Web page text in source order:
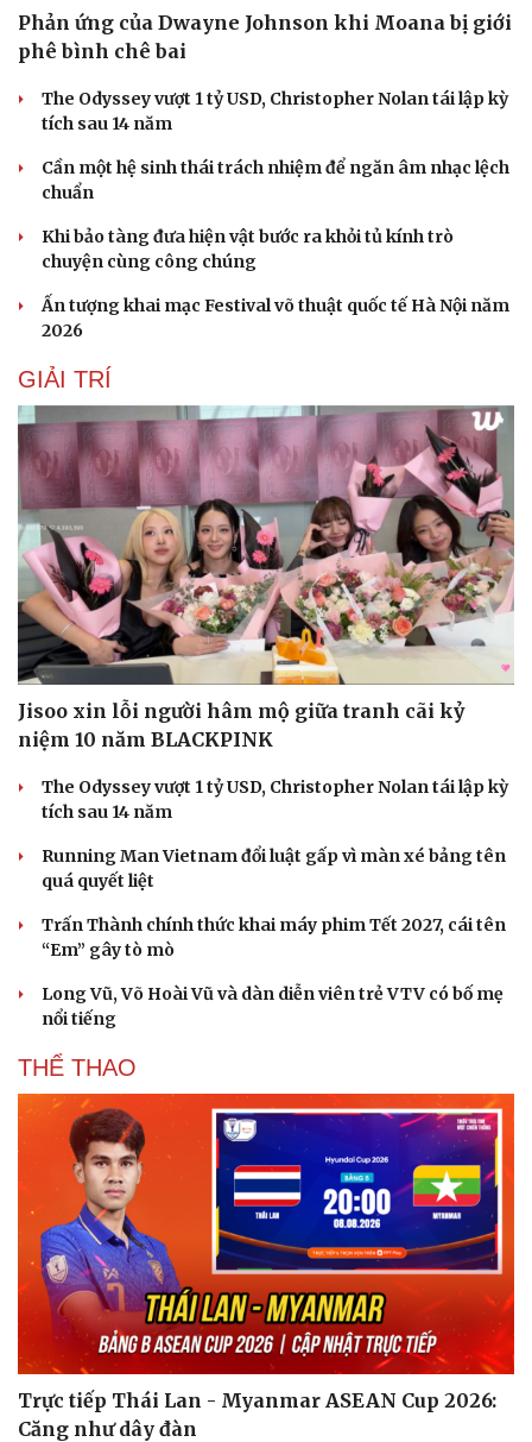
Cải chính
Phản ứng của Dwayne Johnson khi Moana bị giới
phê bình chê bai
The Odyssey vượt 1 tỷ USD, Christopher Nolan tái lập kỳ
tích sau 14 năm
Cần một hệ sinh thái trách nhiệm để ngăn âm nhạc lệch
chuẩn
Khi bảo tàng đưa hiện vật bước ra khỏi tủ kính trò
chuyện cùng công chúng
Ấn tượng khai mạc Festival võ thuật quốc tế Hà Nội năm
2026
GIẢI TRÍ
Jisoo xin lỗi người hâm mộ giữa tranh cãi kỷ
niệm 10 năm BLACKPINK
The Odyssey vượt 1 tỷ USD, Christopher Nolan tái lập kỳ
tích sau 14 năm
Running Man Vietnam đổi luật gấp vì màn xé bảng tên
quá quyết liệt
Trấn Thành chính thức khai máy phim Tết 2027, cái tên
“Em” gây tò mò
Long Vũ, Võ Hoài Vũ và dàn diễn viên trẻ VTV có bố mẹ
nổi tiếng
THỂ THAO
Trực tiếp Thái Lan - Myanmar ASEAN Cup 2026:
Căng như dây đàn